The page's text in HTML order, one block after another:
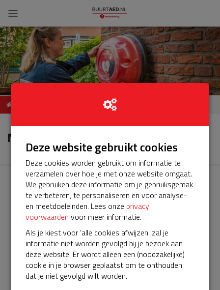
Service BuurtAED Maarse &
Nieuws
AED360-ProCardio
ServiceBuurtAED wordt aangeboden door de Hartstichting en
AED360-ProCardio. Net als bij BuurtAED is AED360-ProCardio
de leverancier van het servicepakket en ontzorgen zij jou de
Deze website gebruikt cookies
Deze cookies worden gebruikt om informatie te
verzamelen over hoe je met onze website omgaat.
We gebruiken deze informatie om je gebruiksgemak
te verbeteren, te personaliseren en voor analyse-
en meetdoeleinden. Lees onze privacy
voorwaarden voor meer informatie.
Als je kiest voor 'alle cookies afwijzen' zal je
informatie niet worden gevolgd bij je bezoek aan
deze website. Er wordt alleen een (noodzakelijke)
cookie in je browser geplaatst om te onthouden
dat je niet gevolgd wilt worden.